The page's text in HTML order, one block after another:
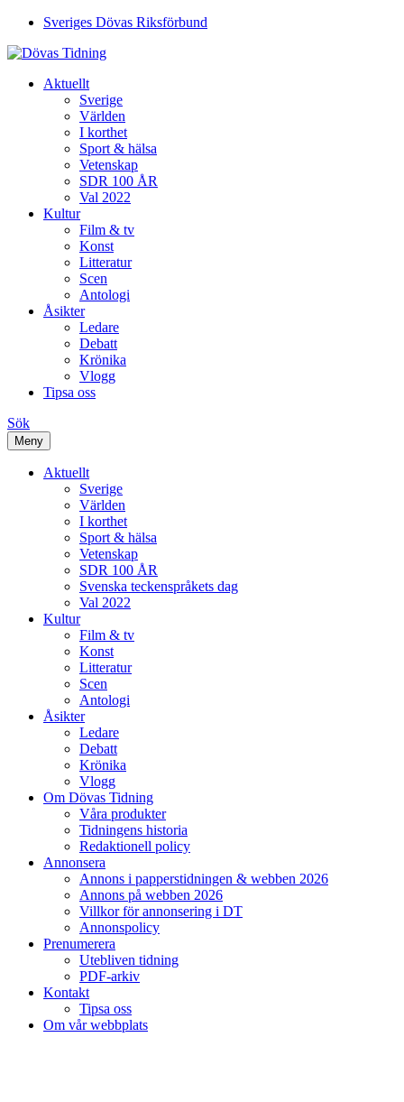
Sveriges Dövas Riksförbund
Aktuellt
Sverige
Världen
I korthet
Sport & hälsa
Vetenskap
SDR 100 ÅR
Val 2022
Kultur
Film & tv
Konst
Litteratur
Scen
Antologi
Åsikter
Ledare
Debatt
Krönika
Vlogg
Tipsa oss
Sök
Meny
Aktuellt
Sverige
Världen
I korthet
Sport & hälsa
Vetenskap
SDR 100 ÅR
Svenska teckenspråkets dag
Val 2022
Kultur
Film & tv
Konst
Litteratur
Scen
Antologi
Åsikter
Ledare
Debatt
Krönika
Vlogg
Om Dövas Tidning
Våra produkter
Tidningens historia
Redaktionell policy
Annonsera
Annons i papperstidningen & webben 2026
Annons på webben 2026
Villkor för annonsering i DT
Annonspolicy
Prenumerera
Utebliven tidning
PDF-arkiv
Kontakt
Tipsa oss
Om vår webbplats